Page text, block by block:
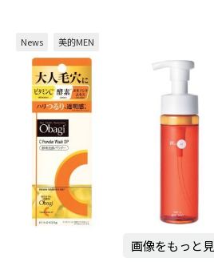
News 美的MEN
画像をもっと